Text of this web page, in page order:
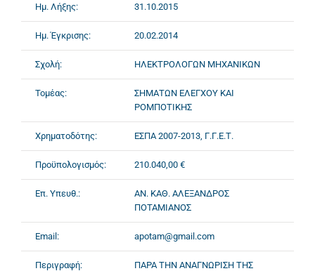
Ημ. Λήξης: 31.10.2015
Ημ. Έγκρισης: 20.02.2014
Σχολή: ΗΛΕΚΤΡΟΛΟΓΩΝ ΜΗΧΑΝΙΚΩΝ
Τομέας:
ΣΗΜΑΤΩΝ ΕΛΕΓΧΟΥ ΚΑΙ
ΡΟΜΠΟΤΙΚΗΣ
Χρηματοδότης: ΕΣΠΑ 2007-2013, Γ.Γ.Ε.Τ.
Προϋπολογισμός: 210.040,00 €
Επ. Υπευθ.:
ΑΝ. ΚΑΘ. ΑΛΕΞΑΝΔΡΟΣ
ΠΟΤΑΜΙΑΝΟΣ
Email: apotam@gmail.com
Περιγραφή:
ΠΑΡΑ ΤΗΝ ΑΝΑΓΝΩΡΙΣΗ ΤΗΣ